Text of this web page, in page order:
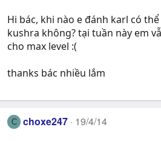
Hi bác, khi nào e đánh karl có
kushra không? tại tuần này em
cho max level :(
thanks bác nhiều lắm
C choxe247 19/4/14